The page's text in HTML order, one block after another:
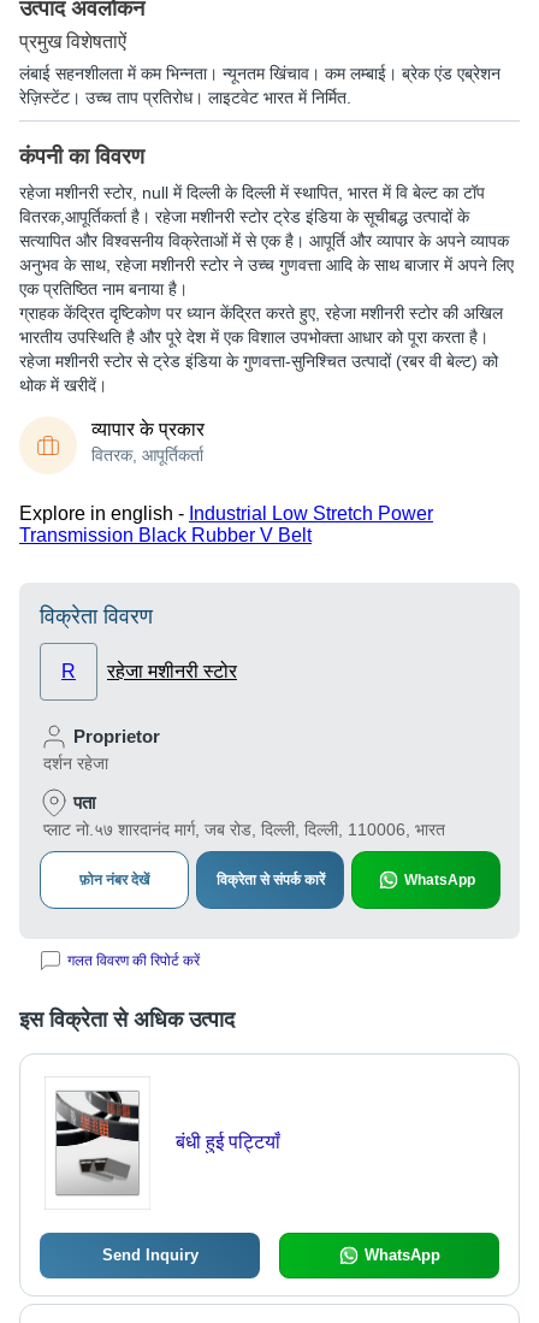
उत्पाद अवलोकन
प्रमुख विशेषताऐं
लंबाई सहनशीलता में कम भिन्नता। न्यूनतम खिंचाव। कम लम्बाई। ब्रेक एंड एब्रेशन
रेज़िस्टेंट। उच्च ताप प्रतिरोध। लाइटवेट भारत में निर्मित.
कंपनी का विवरण
रहेजा मशीनरी स्टोर, null में दिल्ली के दिल्ली में स्थापित, भारत में वि बेल्ट का टॉप
वितरक,आपूर्तिकर्ता है। रहेजा मशीनरी स्टोर ट्रेड इंडिया के सूचीबद्ध उत्पादों के
सत्यापित और विश्वसनीय विक्रेताओं में से एक है। आपूर्ति और व्यापार के अपने व्यापक
अनुभव के साथ, रहेजा मशीनरी स्टोर ने उच्च गुणवत्ता आदि के साथ बाजार में अपने लिए
एक प्रतिष्ठित नाम बनाया है।
ग्राहक केंद्रित दृष्टिकोण पर ध्यान केंद्रित करते हुए, रहेजा मशीनरी स्टोर की अखिल
भारतीय उपस्थिति है और पूरे देश में एक विशाल उपभोक्ता आधार को पूरा करता है।
रहेजा मशीनरी स्टोर से ट्रेड इंडिया के गुणवत्ता-सुनिश्चित उत्पादों (रबर वी बेल्ट) को
थोक में खरीदें।
व्यापार के प्रकार
वितरक, आपूर्तिकर्ता
Explore in english - Industrial Low Stretch Power
Transmission Black Rubber V Belt
विक्रेता विवरण
R रहेजा मशीनरी स्टोर
Proprietor
दर्शन रहेजा
पता
प्लाट नो.५७ शारदानंद मार्ग, जब रोड, दिल्ली, दिल्ली, 110006, भारत
फ़ोन नंबर देखें विक्रेता से संपर्क कारें WhatsApp
गलत विवरण की रिपोर्ट करें
इस विक्रेता से अधिक उत्पाद
बंधी हुई पट्टियाँ
Send Inquiry WhatsApp